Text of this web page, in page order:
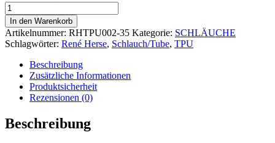
René
Herse
TPU
Schlauch
700C
Menge
In den Warenkorb
Artikelnummer: RHTPU002-35 Kategorie: SCHLÄUCHE
Schlagwörter: René Herse, Schlauch/Tube, TPU
Beschreibung
Zusätzliche Informationen
Produktsicherheit
Rezensionen (0)
Beschreibung